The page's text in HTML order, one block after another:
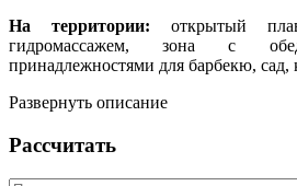
На территории: открытый
гидромассажем, зона с
принадлежностями для барбекю, сад,
Развернуть описание
Рассчитать